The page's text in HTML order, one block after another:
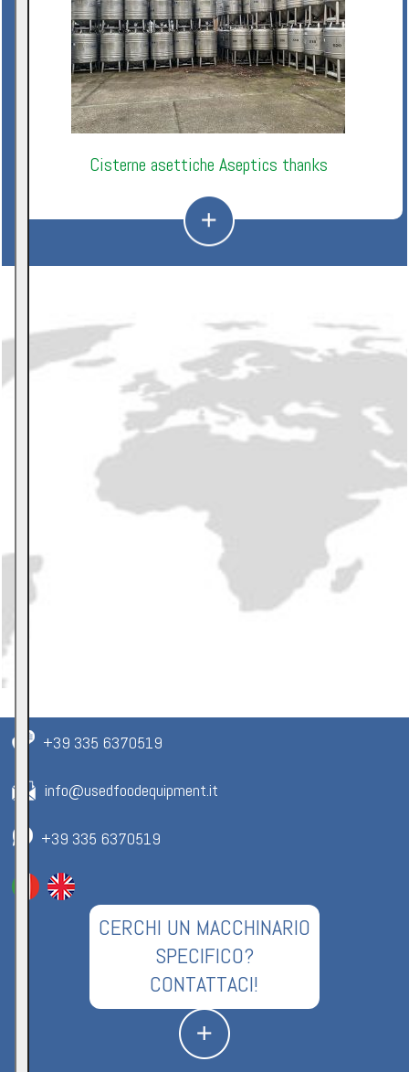
Cisterne asettiche Aseptics thanks
+39 335 6370519
info@usedfoodequipment.it
+39 335 6370519
CERCHI UN MACCHINARIO
SPECIFICO?
CONTATTACI!